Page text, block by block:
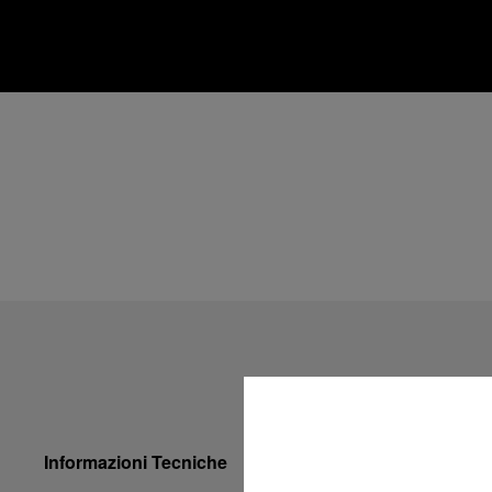
Informazioni Tecniche